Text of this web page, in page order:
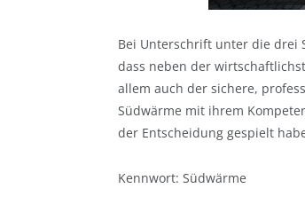
Bei Unterschrift unter die drei
dass neben der
allem auch der sichere,
Südwärme mit ihrem
der Entscheidung gespielt
Kennwort: Südwärme